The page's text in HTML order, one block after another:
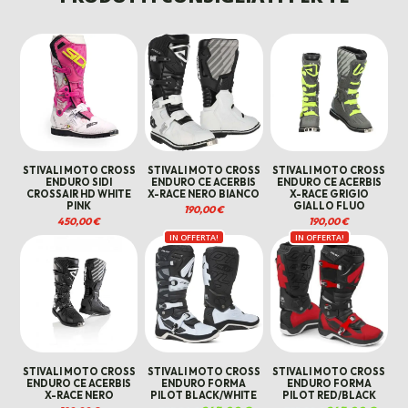
569,00 €.460,00 €. 560,00 €.
STIVALI MOTO CROSS
ENDURO SIDI
CROSSAIR HD WHITE
PINK
450,00€
STIVALI MOTO CROSS
ENDURO CE ACERBIS
X-RACE NERO BIANCO
190,00€
STIVALI MOTO CROSS
ENDURO CE ACERBIS
X-RACE GRIGIO
GIALLO FLUO
190,00€
STIVALI MOTO CROSS
ENDURO CE ACERBIS
X-RACE NERO
IN OFFERTA!
STIVALI MOTO CROSS
ENDURO FORMA
PILOT BLACK/WHITE
IN OFFERTA!
STIVALI MOTO CROSS
ENDURO FORMA
PILOT RED/BLACK